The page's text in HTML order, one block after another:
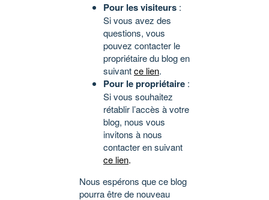
Pour les visiteurs :
Si vous avez des
questions, vous
pouvez contacter le
propriétaire du blog en
suivantce lien.
Pour le propriétaire :
Si vous souhaitez
rétablir l’accès à votre
blog, nous vous
invitons à nous
contacter en suivant
ce lien.
Nous espérons que ce blog
pourra être de nouveau